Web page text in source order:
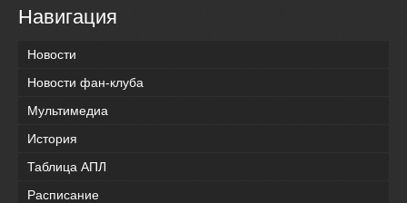
Навигация
Новости
Новости фан-клуба
Мультимедиа
История
Таблица АПЛ
Расписание